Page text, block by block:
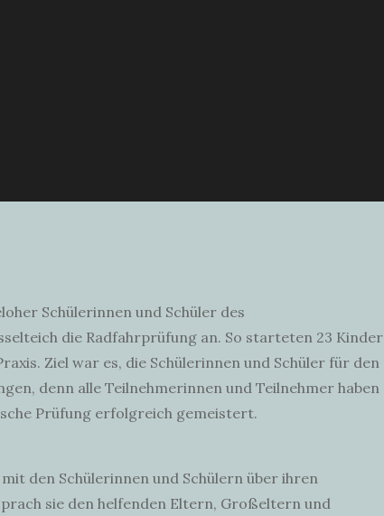
Schülerinnen und Schüler des
die Radfahrprüfung an. So starteten 23 Kinder
Ziel war es, die Schülerinnen und Schüler für den
denn alle Teilnehmerinnen und Teilnehmer haben
Prüfung erfolgreich gemeistert.
den Schülerinnen und Schülern über ihren
sie den helfenden Eltern, Großeltern und